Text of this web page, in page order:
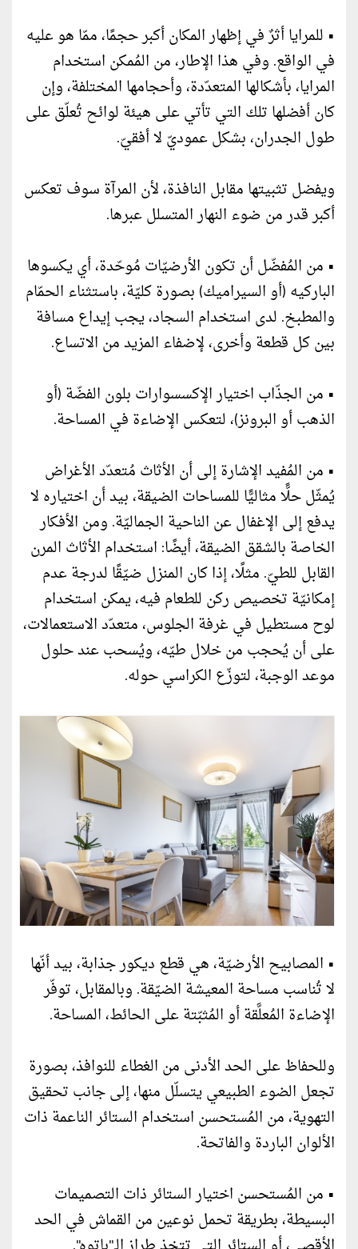
• للمرايا أثرٌ في إظهار المكان أكبر حجمًا، ممّا هو عليه
في الواقع. وفي هذا الإطار، من المُمكن استخدام
المرايا، بأشكالها المتعدّدة، وأحجامها المختلفة، وإن
كان أفضلها تلك التي تأتي على هيئة لوائح تُعلّق على
طول الجدران، بشكل عموديّ لا أفقيّ.
ويفضل تثبيتها مقابل النافذة، لأن المرآة سوف تعكس
أكبر قدر من ضوء النهار المتسلل عبرها.
• من المُفضّل أن تكون الأرضيّات مُوحّدة، أي يكسوها
الباركيه (أو السيراميك) بصورة كليّة، باستثناء الحمّام
والمطبخ. لدى استخدام السجاد، يجب إيداع مسافة
بين كل قطعة وأخرى، لإضفاء المزيد من الاتساع.
• من الجذّاب اختيار الإكسسوارات بلون الفضّة (أو
الذهب أو البرونز)، لتعكس الإضاءة في المساحة.
• من المُفيد الإشارة إلى أن الأثاث مُتعدّد الأغراض
يُمثّل حلًّا مثاليًّا للمساحات الضيقة، بيد أن اختياره لا
يدفع إلى الإغفال عن الناحية الجماليّة. ومن الأفكار
الخاصة بالشقق الضيقة، أيضًا: استخدام الأثاث المرن
القابل للطيّ. مثلًا، إذا كان المنزل ضيّقًا لدرجة عدم
إمكانيّة تخصيص ركن للطعام فيه، يمكن استخدام
لوح مستطيل في غرفة الجلوس، متعدّد الاستعمالات،
على أن يُحجب من خلال طيّه، ويُسحب عند حلول
موعد الوجبة، لتوزّع الكراسي حوله.
• المصابيح الأرضيّة، هي قطع ديكور جذابة، بيد أنّها
لا تُناسب مساحة المعيشة الضيّقة. وبالمقابل، توفّر
الإضاءة المُعلَّقة أو المُثبّتة على الحائط، المساحة.
وللحفاظ على الحد الأدنى من الغطاء للنوافذ، بصورة
تجعل الضوء الطبيعي يتسلّل منها، إلى جانب تحقيق
التهوية، من المُستحسن استخدام الستائر الناعمة ذات
الألوان الباردة والفاتحة.
• من المُستحسن اختيار الستائر ذات التصميمات
البسيطة، بطريقة تحمل نوعين من القماش في الحد